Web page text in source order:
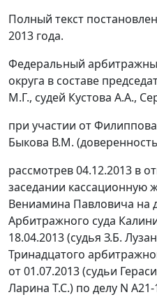
Полный текст
2013 года.
Федеральный
округа в составе
М.Г., судей Кустова А.А.,
при участии от
Быкова В.М.
рассмотрев 04.12.2013 в
заседании кассационную
Вениамина Павловича на
Арбитражного суда
18.04.2013 (судья З.Б.
Тринадцатого
от 01.07.2013 (судьи
Ларина Т.С.) по делу N